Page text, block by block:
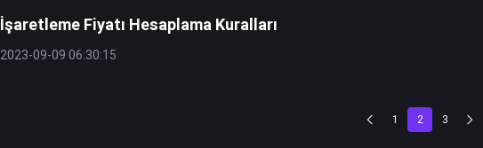
İşaretleme Fiyatı Hesaplama Kuralları
2023-09-09 06:30:15
1 2 3